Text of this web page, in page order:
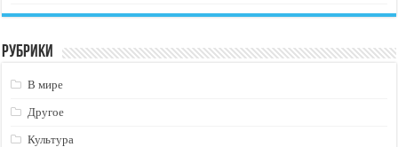
Рубрики
В мире
Другое
Культура